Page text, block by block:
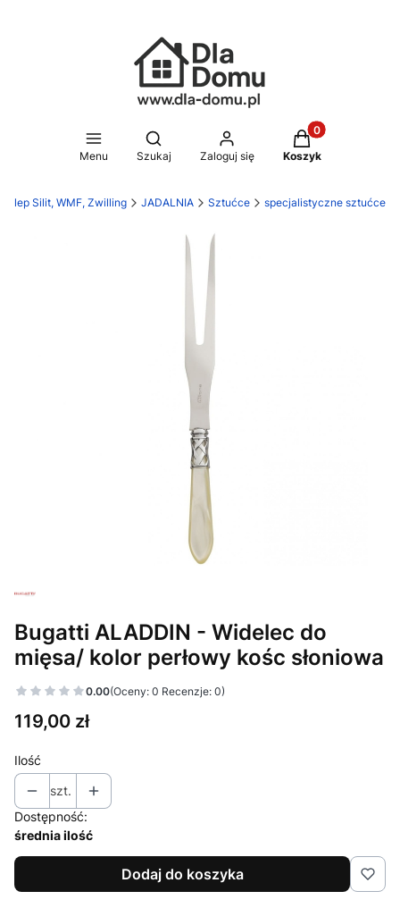
Menu
Otwórz wyszukiwarkę
Szukaj Zaloguj się
Produkty w
Koszyk
Silit, WMF, Zwilling JADALNIA Sztućce specjalistyczne sztućce
Bugatti ALADDIN - Widelec do
mięsa/ kolor perłowy kośc słoniowa
0.00(Oceny: 0 Recenzje: 0)
Cena
119,00 zł
Ilość
szt.
Dostępność:
średnia ilość
Dodaj do koszyka